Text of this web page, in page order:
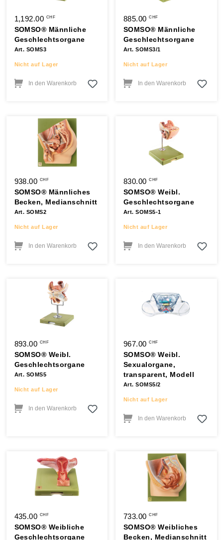
1,192.00 CHF
SOMSO® Männliche
Geschlechtsorgane
Art. SOMS3
Nicht auf Lager
In den Warenkorb
885.00CHF
SOMSO® Männliche
Geschlechtsorgane
Art. SOMS3/1
Nicht auf Lager
In den Warenkorb
938.00 CHF
SOMSO® Männliches
Becken, Medianschnitt
Art. SOMS2
Nicht auf Lager
In den Warenkorb
830.00CHF
SOMSO® Weibl.
Geschlechtsorgane
Art. SOMS5-1
Nicht auf Lager
In den Warenkorb
893.00 CHF
SOMSO® Weibl.
Geschlechtsorgane
Art. SOMS5
Nicht auf Lager
In den Warenkorb
967.00CHF
SOMSO® Weibl.
Sexualorgane,
transparent, Modell
Art. SOMS5/2
Nicht auf Lager
In den Warenkorb
435.00 CHF
SOMSO® Weibliche
Geschlechtsorgane
733.00CHF
SOMSO® Weibliches
Becken, Medianschnitt